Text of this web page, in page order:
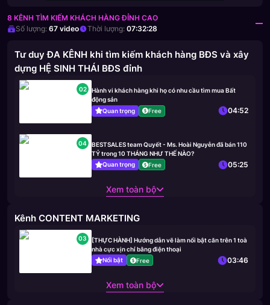
8 KÊNH TÌM KIẾM KHÁCH HÀNG ĐỈNH CAO
Số lượng: 67 video Thời lượng: 07:32:28
Tư duy ĐA KÊNH khi tìm kiếm khách hàng BĐS và xây
dựng HỆ SINH THÁI BĐS đỉnh
02
Hành vi khách hàng khi họ có nhu cầu tìm mua Bất
động sản
Quan trọng
Free 04:52
04
BESTSALES team Quyết - Ms. Hoài Nguyễn đã bán 110
TỶ trong 10 THÁNG NHƯ THẾ NÀO?
Quan trọng
Free 05:25
Xem toàn bộ
Kênh CONTENT MARKETING
03
[THỰC HÀNH] Hướng dẫn vẽ làm nổi bật căn trên 1 toà
nhà cực xịn chỉ bằng điện thoại
Nổi bật
Free 03:46
Xem toàn bộ